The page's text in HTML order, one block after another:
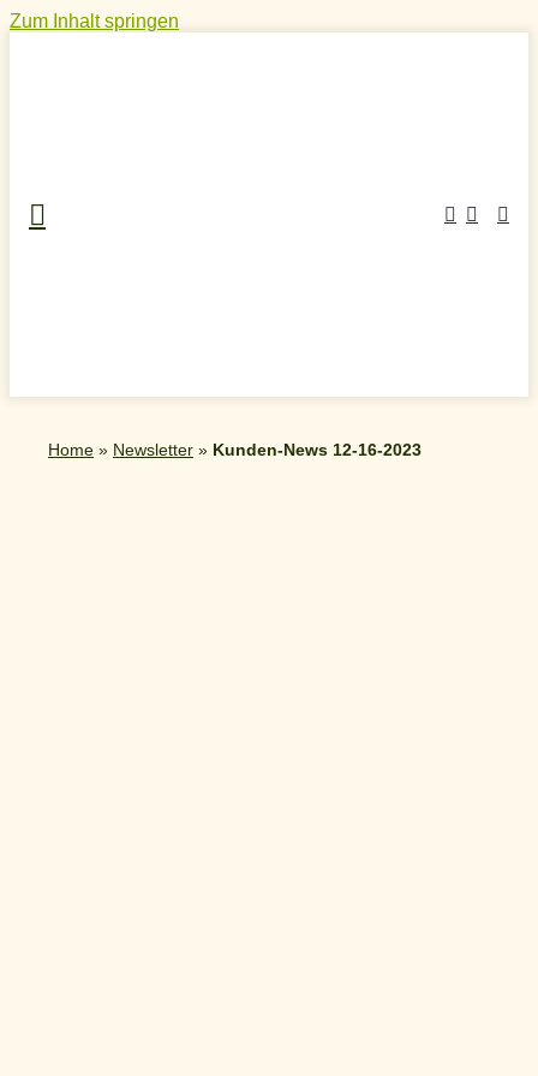
Zum Inhalt springen
Home» Newsletter» Kunden-News 12-16-2023